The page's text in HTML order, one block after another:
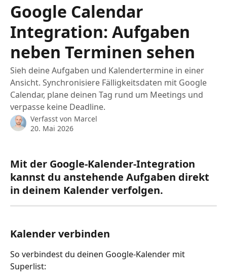
Google Calendar
Integration: Aufgaben
neben Terminen sehen
Sieh deine Aufgaben und Kalendertermine in einer
Ansicht. Synchronisiere Fälligkeitsdaten mit Google
Calendar, plane deinen Tag rund um Meetings und
verpasse keine Deadline.
Verfasst von Marcel
20. Mai 2026
Mit der Google-Kalender-Integration
kannst du anstehende Aufgaben direkt
in deinem Kalender verfolgen.
Kalender verbinden
So verbindest du deinen Google-Kalender mit
Superlist: